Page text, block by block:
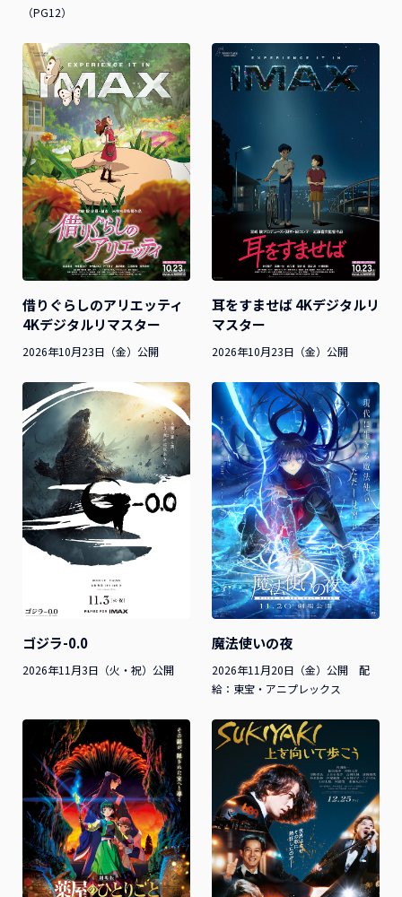
（PG12）
借りぐらしのアリエッティ
4Kデジタルリマスター
2026年10月23日（金）公開
耳をすませば 4Kデジタルリ
マスター
2026年10月23日（金）公開
ゴジラ-0.0
2026年11月3日（火・祝）公開
魔法使いの夜
2026年11月20日（金）公開 配
給：東宝・アニプレックス